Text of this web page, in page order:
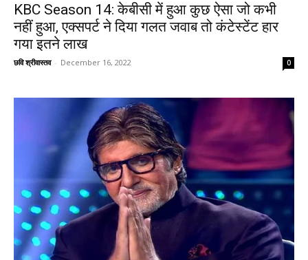
KBC Season 14: केबीसी में हुआ कुछ ऐसा जो कभी
नहीं हुआ, एक्सपर्ट ने दिया गलत जवाब तो कंटेस्टेंट हार
गया इतने लाख
छवि श्रीवास्तव - December 16, 2022 0